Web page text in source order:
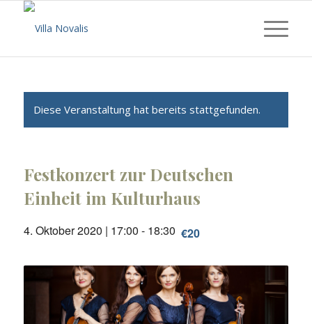
Diese Veranstaltung hat bereits stattgefunden.
Festkonzert zur Deutschen
Einheit im Kulturhaus
4. Oktober 2020 | 17:00 - 18:30 €20